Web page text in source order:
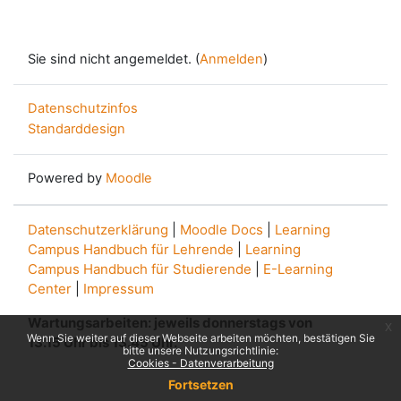
Wenn Sie weiter auf dieser Webseite arbeiten möchten, bestätigen Sie
bitte unsere Nutzungsrichtlinie:
Cookies - Datenverarbeitung
Fortsetzen
Sie sind nicht angemeldet. (Anmelden)
Datenschutzinfos
Standarddesign
Powered by Moodle
Datenschutzerklärung Moodle Docs
Learning
Campus Handbuch für Lehrende
Learning
Campus Handbuch für Studierende
E-Learning
Center
Impressum
Wartungsarbeiten: jeweils donnerstags von
13.15 Uhr bis 13.45 Uhr.